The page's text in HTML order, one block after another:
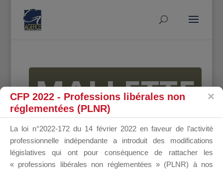
MALLETTE
DU
CFP 2022 - Professions libérales non
réglementées (PLNR)
La loi n°2022-172 du 14 février 2022 en faveur de l’activité
professionnelle indépendante a introduit des modifications
législatives qui ont pour conséquence de rattacher les
« professions libérales non réglementées » (PLNR) à nos